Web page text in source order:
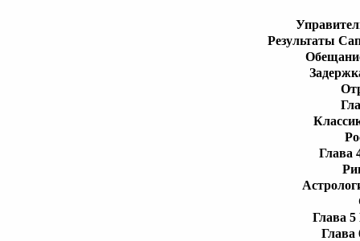
Результаты
Глава
Глава
Глава